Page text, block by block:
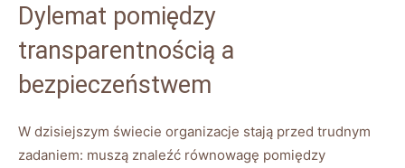
Dylemat pomiędzy
transparentnością​ a
bezpieczeństwem
W dzisiejszym świecie‌ organizacje stają ⁣przed‍ trudnym‌
zadaniem:⁤ muszą znaleźć równowagę pomiędzy